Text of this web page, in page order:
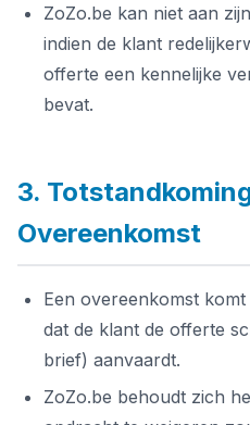
ZoZo.be kan niet aan
indien de klant
offerte een kennelijke
bevat.
3.
Overeenkomst
Een overeenkomst
dat de klant de offerte
brief) aanvaardt.
ZoZo.be behoudt zich